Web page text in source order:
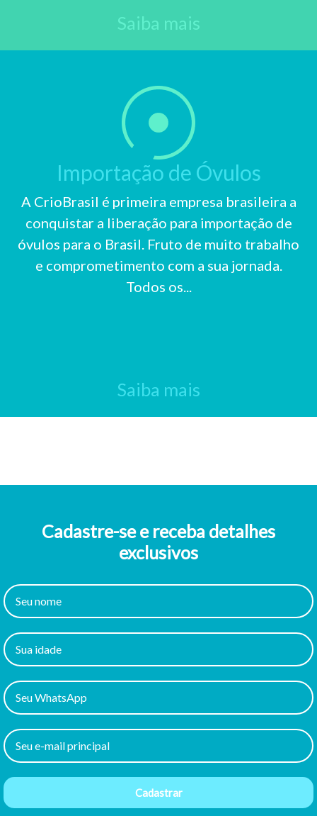
Saiba mais
Importação de Óvulos
A CrioBrasil é primeira empresa brasileira a
conquistar a liberação para importação de
óvulos para o Brasil. Fruto de muito trabalho
e comprometimento com a sua jornada.
Todos os...
Saiba mais
Cadastre-se e receba detalhes
exclusivos